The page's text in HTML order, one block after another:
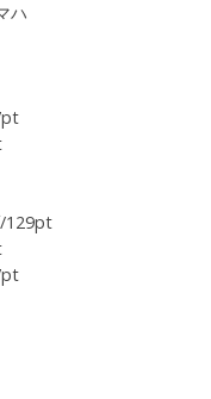
ハ
129pt